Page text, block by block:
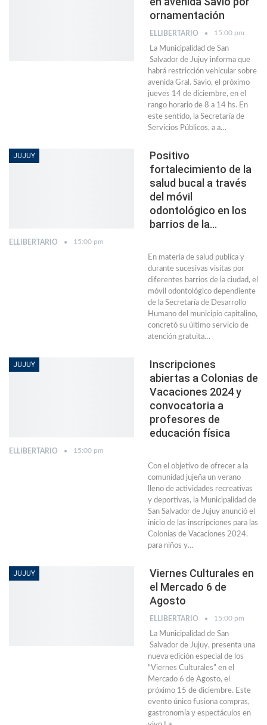
ornamentación
ELLIBERTARIO 15:00 pm
La Municipalidad de San
Salvador de Jujuy informa que
habrá restricción vehicular sobre
avenida Gral. Savio, el próximo
jueves 14 de diciembre, en el
rango horario de 8 a 14 hs. En
este sentido, la Secretaría de
Servicios Públicos, a a…
JUJUY
Positivo
fortalecimiento de la
salud bucal a través
del móvil
odontológico en los
barrios de la…
ELLIBERTARIO 15:00 pm
En materia de salud publica y
durante sucesivas visitas por
diferentes barrios de la ciudad, el
móvil odontológico dependiente
de la Secretaría de Desarrollo
Humano del municipio capitalino,
concretó su último servicio de
atención gratuita…
JUJUY
Inscripciones
abiertas a Colonias de
Vacaciones 2024 y
convocatoria a
profesores de
educación física
ELLIBERTARIO 15:00 pm
Con el objetivo de ofrecer a la
comunidad jujeña un verano
lleno de actividades recreativas
y deportivas, la Municipalidad de
San Salvador de Jujuy anunció el
inicio de las inscripciones para las
Colonias de Vacaciones 2024.
para niños y…
JUJUY
Viernes Culturales en
el Mercado 6 de
Agosto
ELLIBERTARIO 15:00 pm
La Municipalidad de San
Salvador de Jujuy, presenta una
nueva edición especial de los
“Viernes Culturales” en el
Mercado 6 de Agosto, el
próximo 15 de diciembre. Este
evento único fusiona compras,
gastronomía y espectáculos en